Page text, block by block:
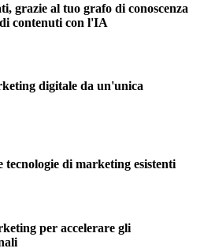
grazie al tuo grafo di conoscenza
contenuti con l'IA
digitale da un'unica
di marketing esistenti
per accelerare gli